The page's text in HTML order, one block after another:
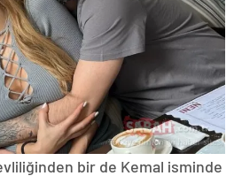
bir de Kemal isminde